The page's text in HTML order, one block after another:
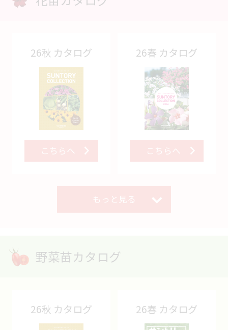
26秋 カタログ
こちらへ
26春 カタログ
こちらへ
もっと見る
野菜苗カタログ
26秋 カタログ 26春 カタログ